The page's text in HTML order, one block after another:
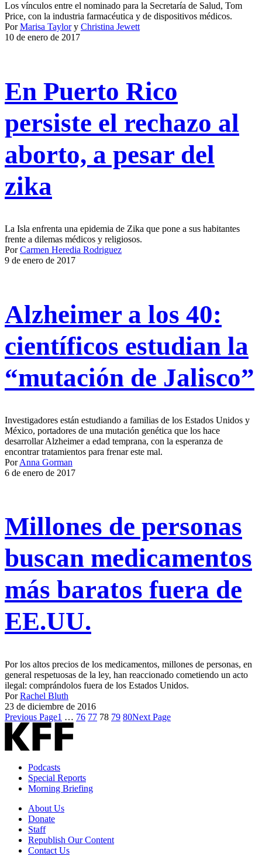
Los vínculos entre el nominado para la Secretaría de Salud, Tom
Price, con la industria farmacéutica y de dispositivos médicos.
PorMarisa Taylory Christina Jewett
10 de enero de 2017
En Puerto Rico
persiste el rechazo al
aborto, a pesar del
zika
La Isla enfrenta una epidemia de Zika que pone a sus habitantes
frente a dilemas médicos y religiosos.
PorCarmen Heredia Rodriguez
9 de enero de 2017
Alzheimer a los 40:
científicos estudian la
“mutación de Jalisco”
Investigadores están estudiando a familias de los Estados Unidos y
México, portadores de una mutación genética que los hace
desarrollar Alzheimer a edad temprana, con la esperanza de
encontrar tratamientos para frenar este mal.
PorAnna Gorman
6 de enero de 2017
Millones de personas
buscan medicamentos
más baratos fuera de
EE.UU.
Por los altos precios de los medicamentos, millones de personas, en
general respetuosas de la ley, han reaccionado cometiendo un acto
ilegal: comprándolos fuera de los Estados Unidos.
PorRachel Bluth
23 de diciembre de 2016
Previous Page1 … 76 77 78 79 80Next Page
Podcasts
Special Reports
Morning Briefing
About Us
Donate
Staff
Republish Our Content
Contact Us